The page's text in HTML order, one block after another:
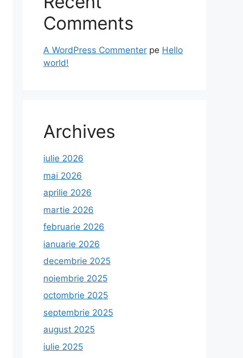
Comments
A WordPress Commenter pe Hello
world!
Archives
iulie 2026
mai 2026
aprilie 2026
martie 2026
februarie 2026
ianuarie 2026
decembrie 2025
noiembrie 2025
octombrie 2025
septembrie 2025
august 2025
iulie 2025